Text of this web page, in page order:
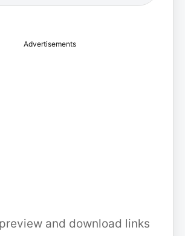
Advertisements
and download links